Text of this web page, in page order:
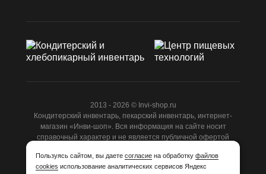
2013 - 2026 © Invi-shop.ru
Кондитерский инвентарь, пекарский инвентарь, интернет-
магазин «Инви-шоп». Вся информация на сайте носит
справочный характер и не является публичной офертой
РазработаноСтудией Z-Labs
Пользуясь сайтом, вы даете согласие на обработку файлов
cookies использование аналитических сервисов Яндекс